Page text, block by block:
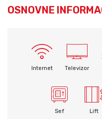
OSNOVNE
Internet Televizor
Sef Lift